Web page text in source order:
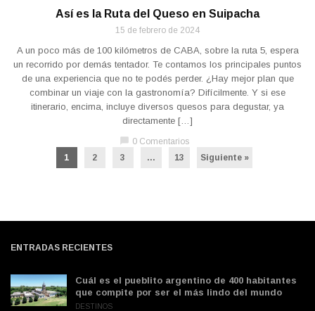
Así es la Ruta del Queso en Suipacha
15 de febrero de 2024
A un poco más de 100 kilómetros de CABA, sobre la ruta 5, espera
un recorrido por demás tentador. Te contamos los principales puntos
de una experiencia que no te podés perder. ¿Hay mejor plan que
combinar un viaje con la gastronomía? Difícilmente. Y si ese
itinerario, encima, incluye diversos quesos para degustar, ya
directamente […]
0 Comentarios
1
2 3 … 13 Siguiente »
ENTRADAS RECIENTES
Cuál es el pueblito argentino de 400 habitantes
que compite por ser el más lindo del mundo
DESTINOS